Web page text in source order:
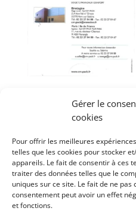
Gérer le
cookies
Pour offrir les meilleures
telles que les cookies pour stocker
appareils. Le fait de consentir à ces
traiter des données telles que le
uniques sur ce site. Le fait de ne
consentement peut avoir un effet
et fonctions.
CONTACT
Tèl : 02 23 27 04 88